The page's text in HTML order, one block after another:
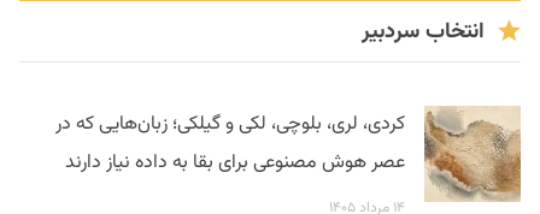
انتخاب سردبیر
کردی، لری، بلوچی، لکی و گیلکی؛ زبان‌هایی که در
عصر هوش مصنوعی برای بقا به داده نیاز دارند
۱۴ مرداد ۱۴۰۵